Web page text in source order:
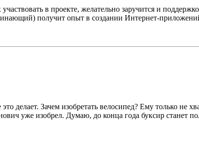
в проекте, желательно заручится и
получит опыт в создании Интернет-
делает. Зачем изобретать велосипед? Ему только не
уже изобрел. Думаю, до конца года буксир станет